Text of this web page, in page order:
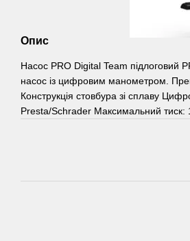
Опис
Насос PRO Digital Team підлоговий
насос із цифровим манометром.
Конструкція стовбура зі сплаву
Presta/Schrader Максимальний тиск: